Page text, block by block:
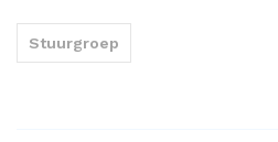
Stuurgroep